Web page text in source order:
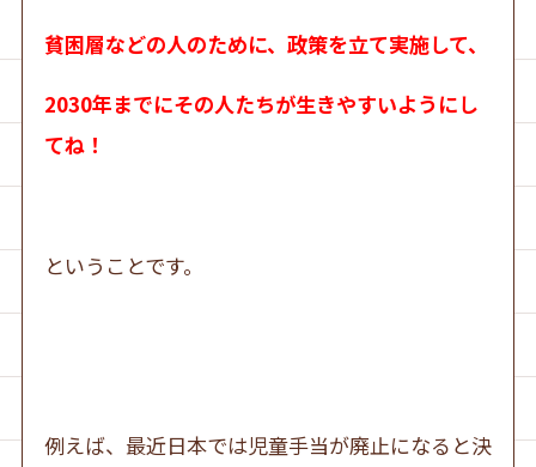
貧困層などの人のために、政策を立て実施して、
2030年までにその人たちが生きやすいようにし
てね！
ということです。
例えば、最近日本では児童手当が廃止になると決